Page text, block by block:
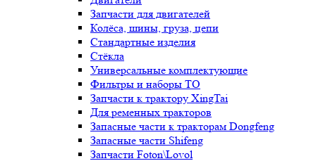
Запчасти для двигателей
Колёса, шины, груза, цепи
Стандартные изделия
Стёкла
Универсальные комплектующие
Фильтры и наборы ТО
Запчасти к трактору XingTai
Для ременных тракторов
Запасные части к тракторам Dongfeng
Запасные части Shifeng
Запчасти Foton\Lovol